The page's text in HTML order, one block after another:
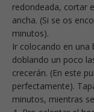
redondeada, cortar
ancha. (Si se os
minutos).
Ir colocando en
doblando un poco
crecerán. (En este
perfectamente).
minutos, mientras